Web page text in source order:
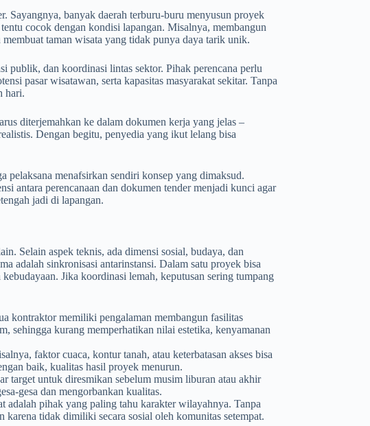
Sayangnya, banyak daerah terburu-buru menyusun proyek
cocok dengan kondisi lapangan. Misalnya, membangun
taman wisata yang tidak punya daya tarik unik.
publik, dan koordinasi lintas sektor. Pihak perencana perlu
pasar wisatawan, serta kapasitas masyarakat sekitar. Tanpa
hari.
diterjemahkan ke dalam dokumen kerja yang jelas –
Dengan begitu, penyedia yang ikut lelang bisa
pelaksana menafsirkan sendiri konsep yang dimaksud.
antara perencanaan dan dokumen tender menjadi kunci agar
jadi di lapangan.
Selain aspek teknis, ada dimensi sosial, budaya, dan
adalah sinkronisasi antarinstansi. Dalam satu proyek bisa
Jika koordinasi lemah, keputusan sering tumpang
kontraktor memiliki pengalaman membangun fasilitas
sehingga kurang memperhatikan nilai estetika, kenyamanan
faktor cuaca, kontur tanah, atau keterbatasan akses bisa
baik, kualitas hasil proyek menurun.
target untuk diresmikan sebelum musim liburan atau akhir
gesa dan mengorbankan kualitas.
adalah pihak yang paling tahu karakter wilayahnya. Tanpa
tidak dimiliki secara sosial oleh komunitas setempat.